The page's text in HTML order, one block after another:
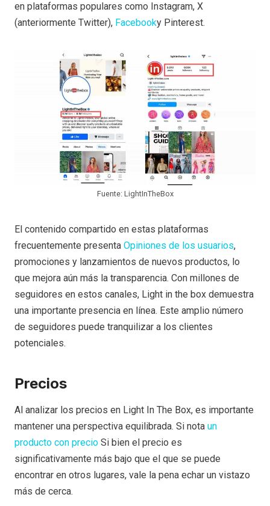
en plataformas populares como Instagram, X
(anteriormente Twitter), Facebooky Pinterest.
Fuente: LightInTheBox
El contenido compartido en estas plataformas
frecuentemente presenta Opiniones de los usuarios,
promociones y lanzamientos de nuevos productos, lo
que mejora aún más la transparencia. Con millones de
seguidores en estos canales, Light in the box demuestra
una importante presencia en línea. Este amplio número
de seguidores puede tranquilizar a los clientes
potenciales.
Precios
Al analizar los precios en Light In The Box, es importante
mantener una perspectiva equilibrada. Si nota un
producto con precio Si bien el precio es
significativamente más bajo que el que se puede
encontrar en otros lugares, vale la pena echar un vistazo
más de cerca.